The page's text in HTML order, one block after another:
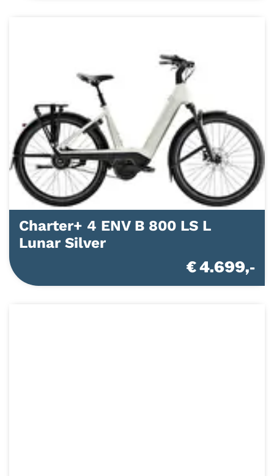
Charter+ 4 ENV B 800 LS L
Lunar Silver
€ 4.699,-